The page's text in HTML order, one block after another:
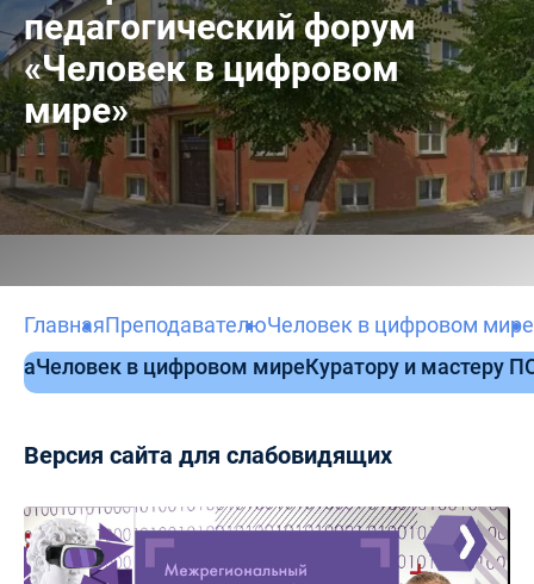
педагогический форум
«Человек в цифровом
мире»
ГлавнаяПреподавателюЧеловек в цифровом мире
Человек в цифровом миреКуратору и мастеру
Версия сайта для слабовидящих